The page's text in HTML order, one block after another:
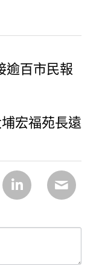
逾百市民報
宏福苑長遠